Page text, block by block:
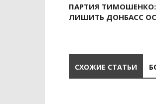
ПАРТИЯ
ЛИШИТЬ ДОНБАСС
СХОЖИЕ СТАТЬИ